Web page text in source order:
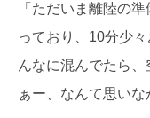
「ただいま離陸の
っており、10分少
んなに混んでたら
ぁー、なんて思いな